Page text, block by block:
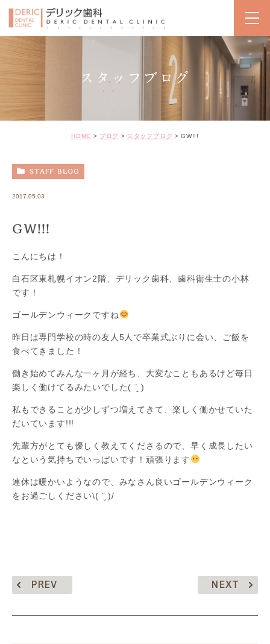
スタッフブログ
HOME ブログ スタッフブログ GW!!!
STAFF BLOG
2017.05.03
GW!!!
こんにちは！
白石区東札幌イオン2階、デリック歯科、歯科衛生士の小林
です！
ゴールデンウィークですね
昨日は専門学校の時の友人5人で卒業式ぶりに会い、ご飯を
食べてきました！
働き始めてみんな一ヶ月が経ち、大変なこともあるけど毎日
楽しく働けてるみたいでした( ¨̮ )
私もできることが少しずつ増えてきて、楽しく働かせていた
だいています!!!
先輩方がとても優しく教えてくださるので、早く成長したい
なという気持ちでいっぱいです！頑張ります
連休は暖かいようなので、みなさん良いゴールデンウィーク
をお過ごしください\( ¨̮ )/
PREV NEXT